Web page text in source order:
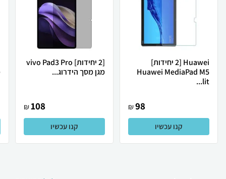
Huawei [2 יחידות]
Huawei MediaPad M5
lit...
98
₪
קנו עכשיו
[2 יחידות] vivo Pad3 Pro
מגן מסך הידרוג...
108
₪
קנו עכשיו